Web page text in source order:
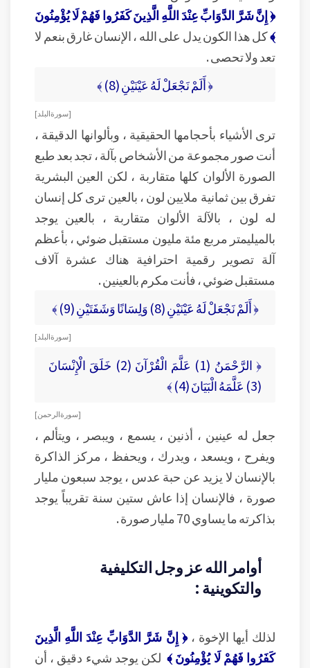
﴿ إِنَّ شَرَّ الدَّوَابِّ عِنْدَ اللَّهِ الَّذِينَ كَفَرُوا فَهُمْ لَا يُؤْمِنُونَ
﴾كل هذا الكون يدل على الله ، الإنسان غارق بنعم لا
تعد ولا تحصى .
﴿ أَلَمْ نَجْعَلْ لَهُ عَيْنَيْنِ (8) ﴾
[ سورة البلد ]
ترى الأشياء بأحجامها الحقيقية ، وبألوانها الدقيقة ،
أنت صور مجموعة من الأشخاص بآلة ، تجد بعد طبع
الصورة الألوان كلها متقاربة ، لكن العين البشرية
تفرق بين ثمانية ملايين لون ، بالعين ترى كل إنسان
له لون ، بالآلة الألوان متقاربة ، بالعين يوجد
بالميليمتر مربع مئة مليون مستقبل ضوئي ، بأعظم
آلة تصوير رقمية احترافية هناك عشرة آلاف
مستقبل ضوئي ، فأنت مكرم بالعينين .
﴿ أَلَمْ نَجْعَلْ لَهُ عَيْنَيْنِ (8) وَلِسَانًا وَشَفَتَيْنِ (9) ﴾
[ سورة البلد ]
﴿ الرَّحْمَنُ (1) عَلَّمَ الْقُرْآنَ (2) خَلَقَ الْإِنْسَانَ
(3) عَلَّمَهُ الْبَيَانَ (4) ﴾
[ سورة الرحمن ]
جعل له عينين ، أذنين ، يسمع ، ويبصر ، ويتألم ،
ويفرح ، ويسعد ، ويدرك ، ويحفظ ، مركز الذاكرة
بالإنسان لا يزيد عن حبة عدس ، يوجد سبعون مليار
صورة ، فالإنسان إذا عاش ستين سنة تقريباً يوجد
بذاكرته ما يساوي 70 مليار صورة .
أوامر الله عز وجل التكليفية
والتكوينية :
لذلك أيها الإخوة ،﴿ إِنَّ شَرَّ الدَّوَابِّ عِنْدَ اللَّهِ الَّذِينَ
كَفَرُوا فَهُمْ لَا يُؤْمِنُونَ ﴾ لكن يوجد شيء دقيق ، أن